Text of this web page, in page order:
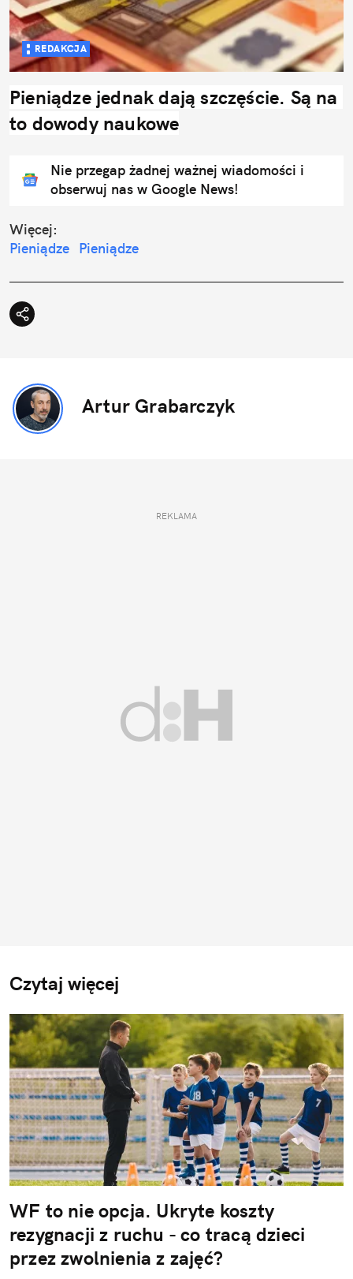
REDAKCJA
Pieniądze jednak dają szczęście. Są na
to dowody naukowe
Nie przegap żadnej ważnej wiadomości i
obserwuj nas w Google News!
Więcej:
Pieniądze Pieniądze
Artur Grabarczyk
REKLAMA
Czytaj więcej
WF to nie opcja. Ukryte koszty
rezygnacji z ruchu - co tracą dzieci
przez zwolnienia z zajęć?